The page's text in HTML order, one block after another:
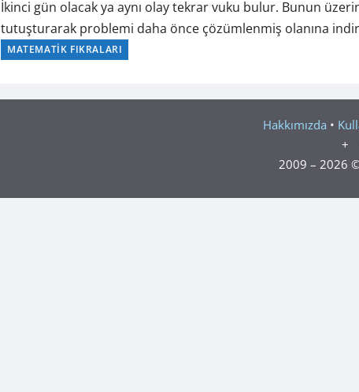
İkinci gün olacak ya aynı olay tekrar vuku bulur. Bunun
tutuşturarak problemi daha önce çözümlenmiş olanına
MATEMATIK FIKRALARI
Hakkımızda •
+
2009 – 2026